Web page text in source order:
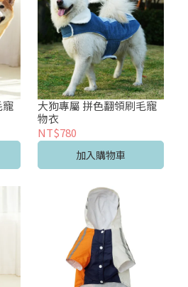
大狗專屬 拼色翻領刷毛寵
物衣
NT$780
加入購物車